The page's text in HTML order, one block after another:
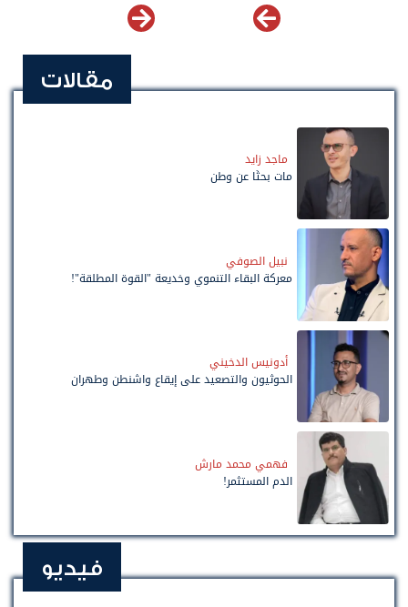
مقالات
ماجد زايد
مات بحثًا عن وطن
نبيل الصوفي
معركة البقاء التنموي وخديعة "القوة المطلقة"!
أدونيس الدخيني
الحوثيون والتصعيد على إيقاع واشنطن وطهران
فهمي محمد مارش
الدم المستثمر!
فيديو